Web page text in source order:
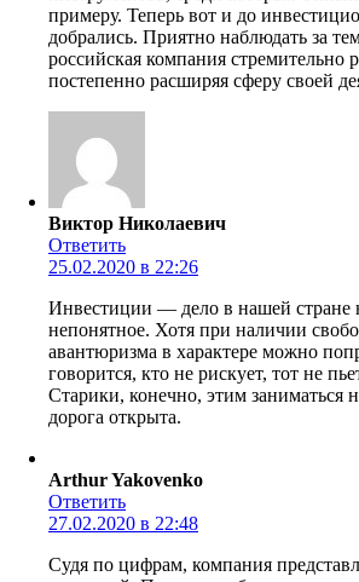
примеру. Теперь вот и до
добрались. Приятно наблюдать за
российская компания стремительно
постепенно расширяя сферу своей
Виктор Николаевич
Ответить
25.02.2020 в 22:26
Инвестиции — дело в нашей стране
непонятное. Хотя при наличии
авантюризма в характере можно
говорится, кто не рискует, тот не
Старики, конечно, этим заниматься
дорога открыта.
Arthur Yakovenko
Ответить
27.02.2020 в 22:48
Судя по цифрам, компания